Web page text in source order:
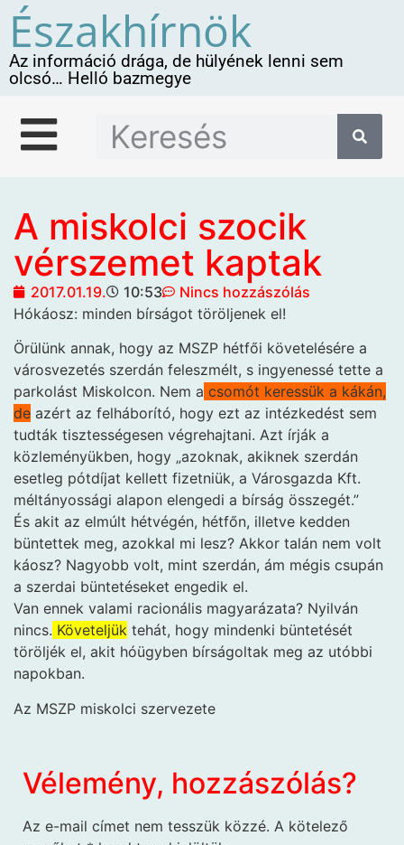
Északhírnök
Az információ drága, de hülyének lenni sem
olcsó… Helló bazmegye
A miskolci szocik
vérszemet kaptak
2017.01.19. 10:53
Nincs hozzászólás
Hókáosz: minden bírságot töröljenek el!
Örülünk annak, hogy az MSZP hétfői követelésére a
városvezetés szerdán feleszmélt, s ingyenessé tette a
parkolást Miskolcon. Nem a csomót keressük a kákán,
de azért az felháborító, hogy ezt az intézkedést sem
tudták tisztességesen végrehajtani. Azt írják a
közleményükben, hogy „azoknak, akiknek szerdán
esetleg pótdíjat kellett fizetniük, a Városgazda Kft.
méltányossági alapon elengedi a bírság összegét.”
És akit az elmúlt hétvégén, hétfőn, illetve kedden
büntettek meg, azokkal mi lesz? Akkor talán nem volt
káosz? Nagyobb volt, mint szerdán, ám mégis csupán
a szerdai büntetéseket engedik el.
Van ennek valami racionális magyarázata? Nyilván
nincs. Követeljük tehát, hogy mindenki büntetését
töröljék el, akit hóügyben bírságoltak meg az utóbbi
napokban.
Az MSZP miskolci szervezete
Vélemény, hozzászólás?
Az e-mail címet nem tesszük közzé. A kötelező